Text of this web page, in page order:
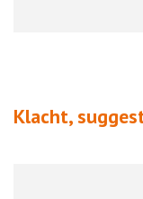
Klacht,